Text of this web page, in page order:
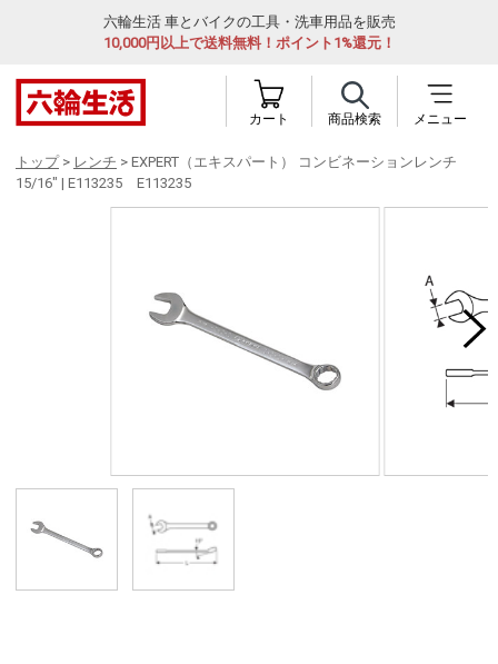
六輪生活 車とバイクの工具・洗車用品を販売
10,000円以上で送料無料！ポイント1%還元！
カート 商品検索 メニュー
トップ> レンチ > EXPERT（エキスパート） コンビネーションレンチ
15/16" | E113235 E113235